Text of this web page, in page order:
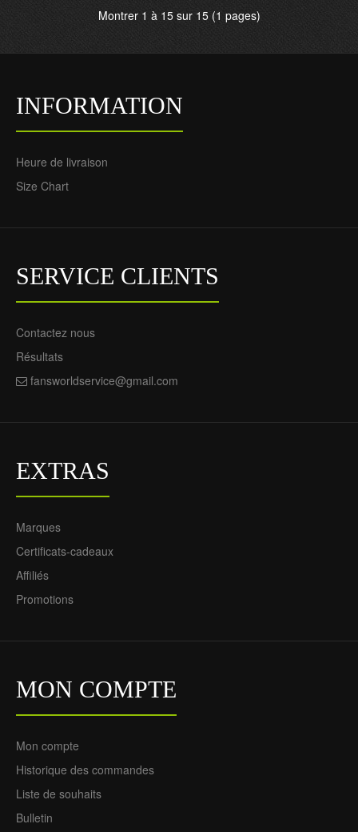
73.55€ 29.85€
Montrer 1 à 15 sur 15 (1 pages)
INFORMATION
Heure de livraison
Size Chart
SERVICE CLIENTS
Contactez nous
Résultats
fansworldservice@gmail.com
EXTRAS
Marques
Certificats-cadeaux
Affiliés
Promotions
MON COMPTE
Mon compte
Historique des commandes
Liste de souhaits
Bulletin